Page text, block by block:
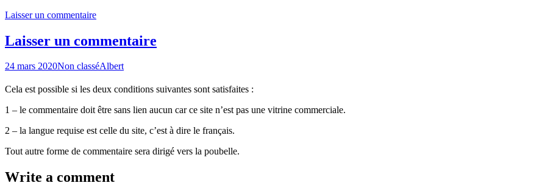
Laisser un commentaire
Laisser un commentaire
24 mars 2020Non classéAlbert
Cela est possible si les deux conditions suivantes sont satisfaites :
1 – le commentaire doit être sans lien aucun car ce site n’est pas une vitrine commerciale.
2 – la langue requise est celle du site, c’est à dire le français.
Tout autre forme de commentaire sera dirigé vers la poubelle.
Write a comment